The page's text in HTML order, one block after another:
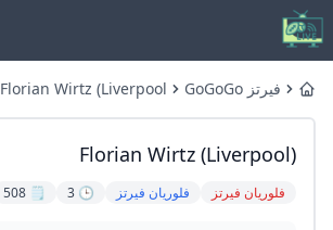
Homeفيرتز GoGoGo Florian Wirtz (Liverpool)
Florian Wirtz (Liverpool)
فلوريان فيرتز فلوريان فيرتز 🕒 3
🗒️ 508